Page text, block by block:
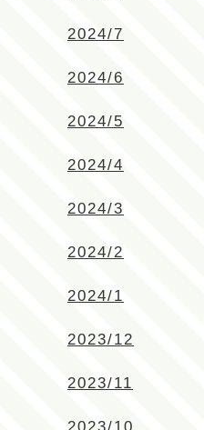
2024/7
2024/6
2024/5
2024/4
2024/3
2024/2
2024/1
2023/12
2023/11
2023/10